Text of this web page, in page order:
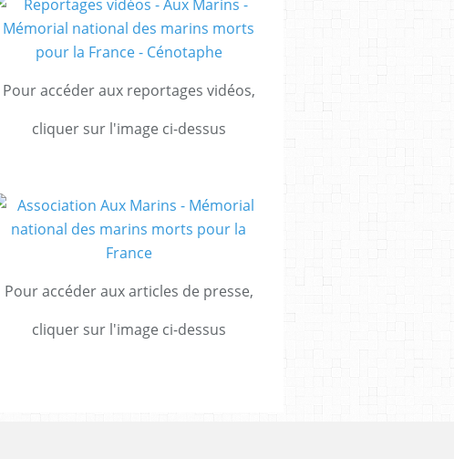
Pour accéder aux reportages vidéos,
cliquer sur l'image ci-dessus
Pour accéder aux articles de presse,
cliquer sur l'image ci-dessus